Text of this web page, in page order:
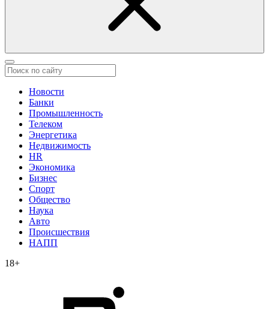
Новости
Банки
Промышленность
Телеком
Энергетика
Недвижимость
HR
Экономика
Бизнес
Спорт
Общество
Наука
Авто
Происшествия
НАПП
18+